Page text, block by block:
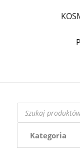
Wyszukiwarka
produktów